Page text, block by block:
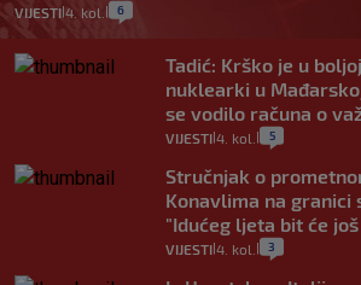
VIJESTI 4. kol. 6
Tadić: Krško je u
nuklearki u
se vodilo računa o
VIJESTI 4. kol. 5
Stručnjak o
Konavlima na granici
"Idućeg ljeta bit će
VIJESTI 4. kol. 3